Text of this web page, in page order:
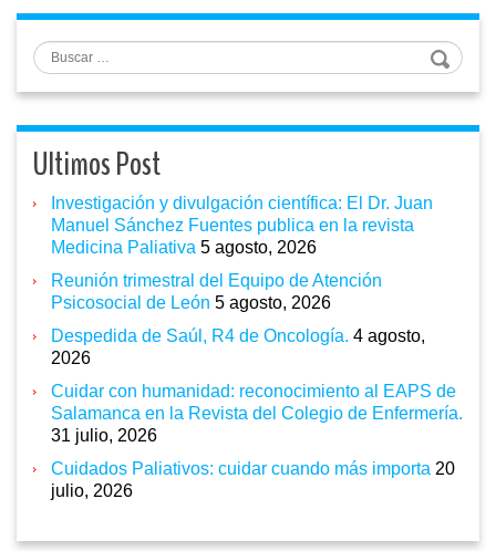
Buscar
Ultimos Post
Investigación y divulgación científica: El Dr. Juan
Manuel Sánchez Fuentes publica en la revista
Medicina Paliativa 5 agosto, 2026
Reunión trimestral del Equipo de Atención
Psicosocial de León 5 agosto, 2026
Despedida de Saúl, R4 de Oncología. 4 agosto,
2026
Cuidar con humanidad: reconocimiento al EAPS de
Salamanca en la Revista del Colegio de Enfermería.
31 julio, 2026
Cuidados Paliativos: cuidar cuando más importa 20
julio, 2026